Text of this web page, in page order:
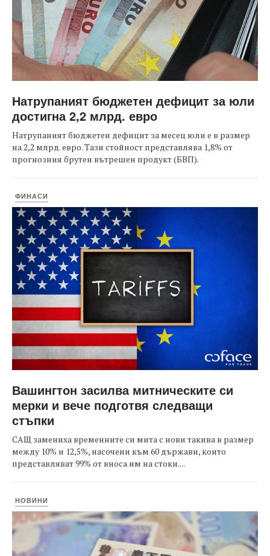
Натрупаният бюджетен дефицит за юли
достигна 2,2 млрд. евро
Натрупаният бюджетен дефицит за месец юли е в размер
на 2,2 млрд. евро. Тази стойност представлява 1,8% от
прогнозния брутен вътрешен продукт (БВП).
ФИНАСИ
Вашингтон засилва митническите си
мерки и вече подготвя следващи
стъпки
САЩ замениха временните си мита с нови такива в размер
между 10% и 12,5%, насочени към 60 държави, които
представляват 99% от вноса им на стоки....
НОВИНИ